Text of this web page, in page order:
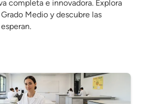
completa e innovadora. Explora
Medio y descubre las